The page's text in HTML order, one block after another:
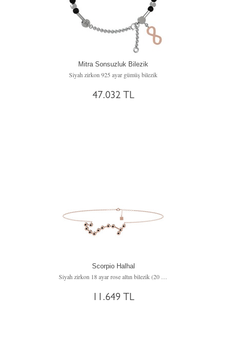
Mitra Sonsuzluk Bilezik
Siyah zirkon 925 ayar gümüş bilezik
47.032 TL
Scorpio Halhal
11.649 TL